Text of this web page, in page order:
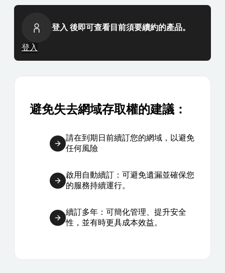
登入 後即可查看目前須要續約的產品。
登入
避免失去網域存取權的建議：
請在到期日前續訂您的網域，以避免
任何風險
啟用自動續訂：可避免遺漏並確保您
的服務持續運行。
續訂多年：可簡化管理、提升安全
性，並有時更具成本效益。